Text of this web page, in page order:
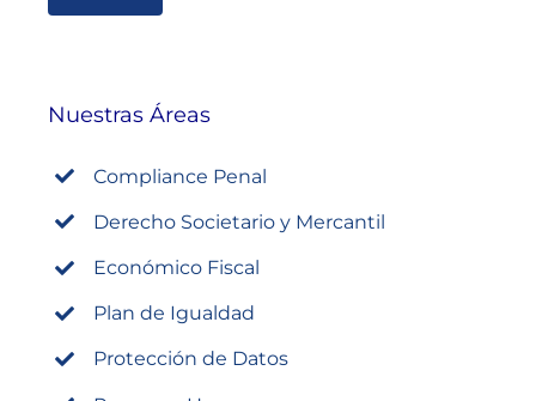
Nuestras Áreas
Compliance Penal
Derecho Societario y Mercantil
Económico Fiscal
Plan de Igualdad
Protección de Datos